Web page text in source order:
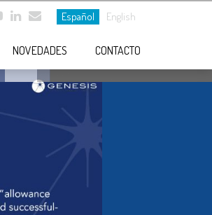
Español English
NOVEDADES CONTACTO